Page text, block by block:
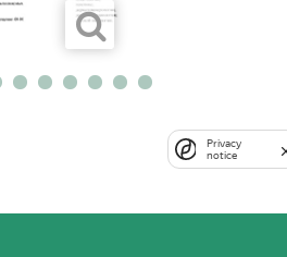
Privacy
notice